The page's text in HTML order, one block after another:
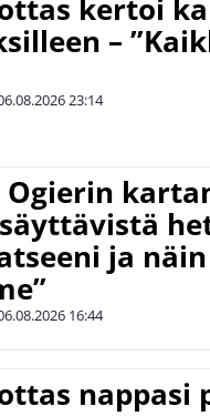
kertoi
–
23:14
Ogierin
ja
16:44
nappasi